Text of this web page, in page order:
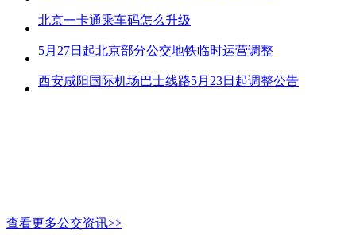
北京一卡通乘车码怎么升级
5月27日起北京部分公交地铁临时运营调整
西安咸阳国际机场巴士线路5月23日起调整公告
查看更多公交资讯>>